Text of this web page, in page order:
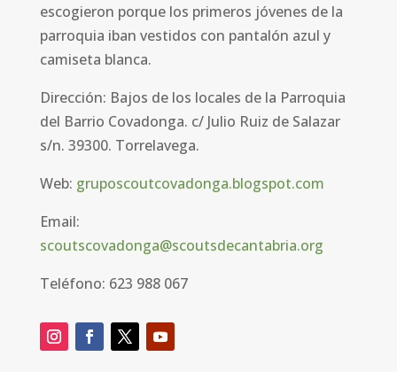
escogieron porque los primeros jóvenes de la
parroquia iban vestidos con pantalón azul y
camiseta blanca.
Dirección: Bajos de los locales de la Parroquia
del Barrio Covadonga. c/ Julio Ruiz de Salazar
s/n. 39300. Torrelavega.
Web: gruposcoutcovadonga.blogspot.com
Email:
scoutscovadonga@scoutsdecantabria.org
Teléfono: 623 988 067